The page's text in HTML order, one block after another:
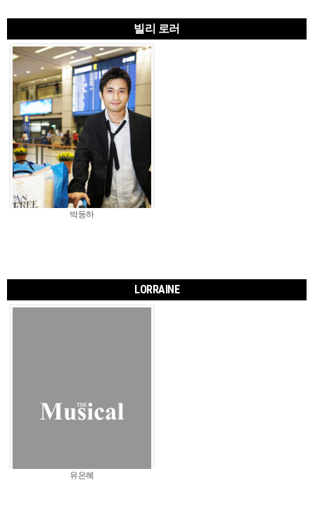
빌리 로러
박동하
LORRAINE
유은혜